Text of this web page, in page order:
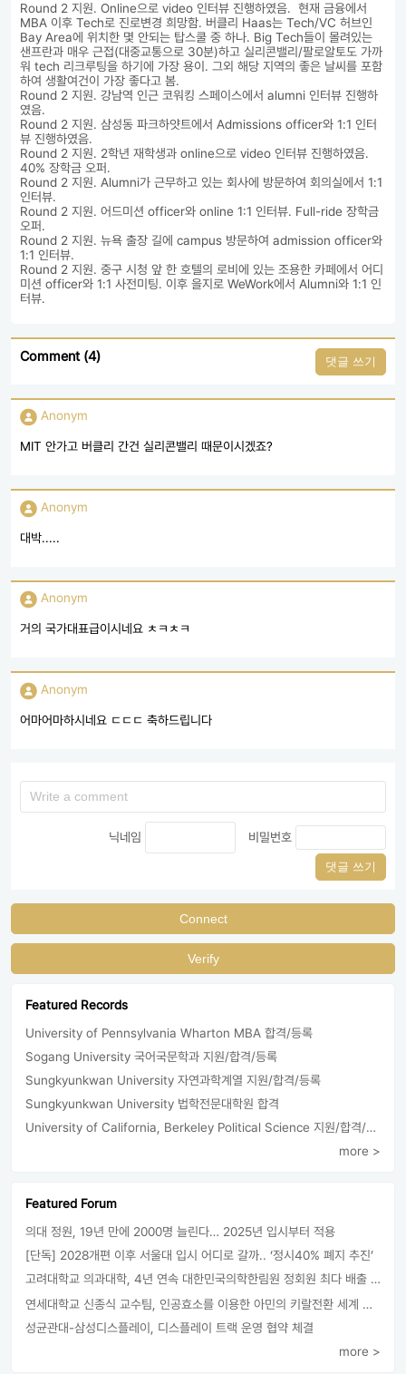
Round 2 지원. Online으로 video 인터뷰 진행하였음.  현재 금융에서
MBA 이후 Tech로 진로변경 희망함. 버클리 Haas는 Tech/VC 허브인
Bay Area에 위치한 몇 안되는 탑스쿨 중 하나. Big Tech들이 몰려있는
샌프란과 매우 근접(대중교통으로 30분)하고 실리콘밸리/팔로알토도 가까
워 tech 리크루팅을 하기에 가장 용이. 그외 해당 지역의 좋은 날씨를 포함
하여 생활여건이 가장 좋다고 봄.
Round 2 지원. 강남역 인근 코워킹 스페이스에서 alumni 인터뷰 진행하
였음.
Round 2 지원. 삼성동 파크하얏트에서 Admissions officer와 1:1 인터
뷰 진행하였음.
Round 2 지원. 2학년 재학생과 online으로 video 인터뷰 진행하였음.
40% 장학금 오퍼.
Round 2 지원. Alumni가 근무하고 있는 회사에 방문하여 회의실에서 1:1
인터뷰.
Round 2 지원. 어드미션 officer와 online 1:1 인터뷰. Full-ride 장학금
오퍼.
Round 2 지원. 뉴욕 출장 길에 campus 방문하여 admission officer와
1:1 인터뷰.
Round 2 지원. 중구 시청 앞 한 호텔의 로비에 있는 조용한 카페에서 어디
미션 officer와 1:1 사전미팅. 이후 을지로 WeWork에서 Alumni와 1:1 인
터뷰.
Comment (4) 댓글 쓰기
Anonym
MIT 안가고 버클리 간건 실리콘밸리 때문이시겠죠?
Anonym
대박.....
Anonym
거의 국가대표급이시네요 ㅊㅋㅊㅋ
Anonym
어마어마하시네요 ㄷㄷㄷ 축하드립니다
닉네임 비밀번호
댓글 쓰기
Connect
Verify
Featured Records
University of Pennsylvania Wharton MBA 합격/등록
Sogang University 국어국문학과 지원/합격/등록
Sungkyunkwan University 자연과학계열 지원/합격/등록
Sungkyunkwan University 법학전문대학원 합격
University of California, Berkeley Political Science 지원/합격/등록
more >
Featured Forum
의대 정원, 19년 만에 2000명 늘린다… 2025년 입시부터 적용
[단독] 2028개편 이후 서울대 입시 어디로 갈까.. ‘정시40% 폐지 추진’
고려대학교 의과대학, 4년 연속 대한민국의학한림원 정회원 최다 배출 外
연세대학교 신종식 교수팀, 인공효소를 이용한 아민의 키랄전환 세계 최초로 성공
성균관대-삼성디스플레이, 디스플레이 트랙 운영 협약 체결
more >